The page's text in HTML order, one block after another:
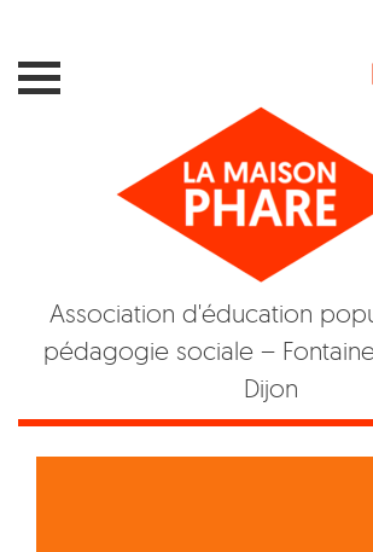
Association d'éducation
pédagogie sociale –
Dijon